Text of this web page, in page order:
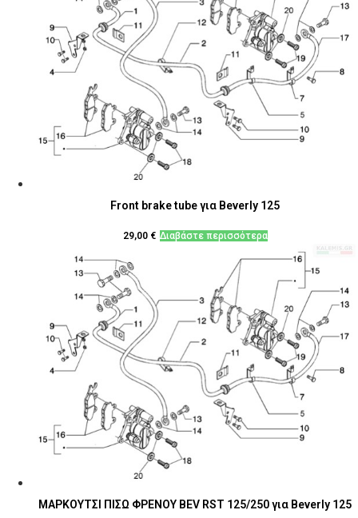
Front brake tube για Beverly 125
29,00 € Διαβάστε περισσότερα
ΜΑΡΚΟΥΤΣΙ ΠΙΣΩ ΦΡΕΝΟΥ BEV RST 125/250 για Beverly 125